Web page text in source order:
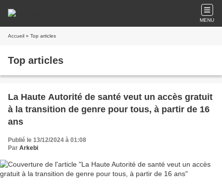
MENU
Accueil » Top articles
Top articles
La Haute Autorité de santé veut un accès gratuit
à la transition de genre pour tous, à partir de 16
ans
Publié le 13/12/2024 à 01:08
Par Arkebi